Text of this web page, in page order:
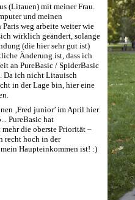
(Litauen) mit meiner Frau.
und meinen
weg arbeite weiter wie
wirklich geändert, solange
(die hier sehr gut ist)
Änderung ist, dass ich
an PureBasic / SpiderBasic
Da ich nicht Litauisch
in der Lage bin, hier eine
‚Fred junior’ im April hier
PureBasic hat
die oberste Priorität –
recht hoch in der
Haupteinkommen ist! :)